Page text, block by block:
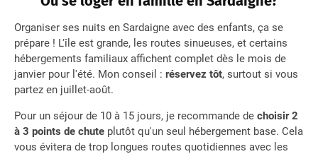
Organiser ses nuits en Sardaigne avec des enfants, ça se
prépare ! L'île est grande, les routes sinueuses, et certains
hébergements familiaux affichent complet dès le mois de
janvier pour l'été. Mon conseil : réservez tôt, surtout si vous
partez en juillet-août.
Pour un séjour de 10 à 15 jours, je recommande de choisir 2
à 3 points de chute plutôt qu'un seul hébergement base. Cela
vous évitera de trop longues routes quotidiennes avec les